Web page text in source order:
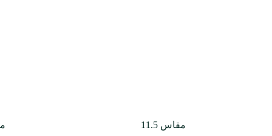
مقاس 11.5